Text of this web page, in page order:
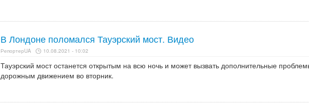
В Лондоне поломался Тауэрский мост. Видео
РепортерUA 10.08.2021 - 10:02
Тауэрский мост останется открытым на всю ночь и может вызвать дополнительные
дорожным движением во вторник.